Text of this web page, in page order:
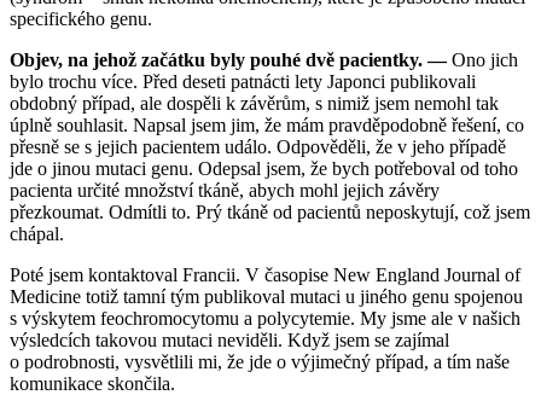
specifického genu.
Objev, na jehož začátku byly pouhé dvě pacientky. —Ono jich
bylo trochu více. Před deseti patnácti lety Japonci publikovali
obdobný případ, ale dospěli k závěrům, s nimiž jsem nemohl tak
úplně souhlasit. Napsal jsem jim, že mám pravděpodobně řešení, co
přesně se s jejich pacientem událo. Odpověděli, že v jeho případě
jde o jinou mutaci genu. Odepsal jsem, že bych potřeboval od toho
pacienta určité množství tkáně, abych mohl jejich závěry
přezkoumat. Odmítli to. Prý tkáně od pacientů neposkytují, což jsem
chápal.
Poté jsem kontaktoval Francii. V časopise New England Journal of
Medicine totiž tamní tým publikoval mutaci u jiného genu spojenou
s výskytem feochromocytomu a polycytemie. My jsme ale v našich
výsledcích takovou mutaci neviděli. Když jsem se zajímal
o podrobnosti, vysvětlili mi, že jde o výjimečný případ, a tím naše
komunikace skončila.